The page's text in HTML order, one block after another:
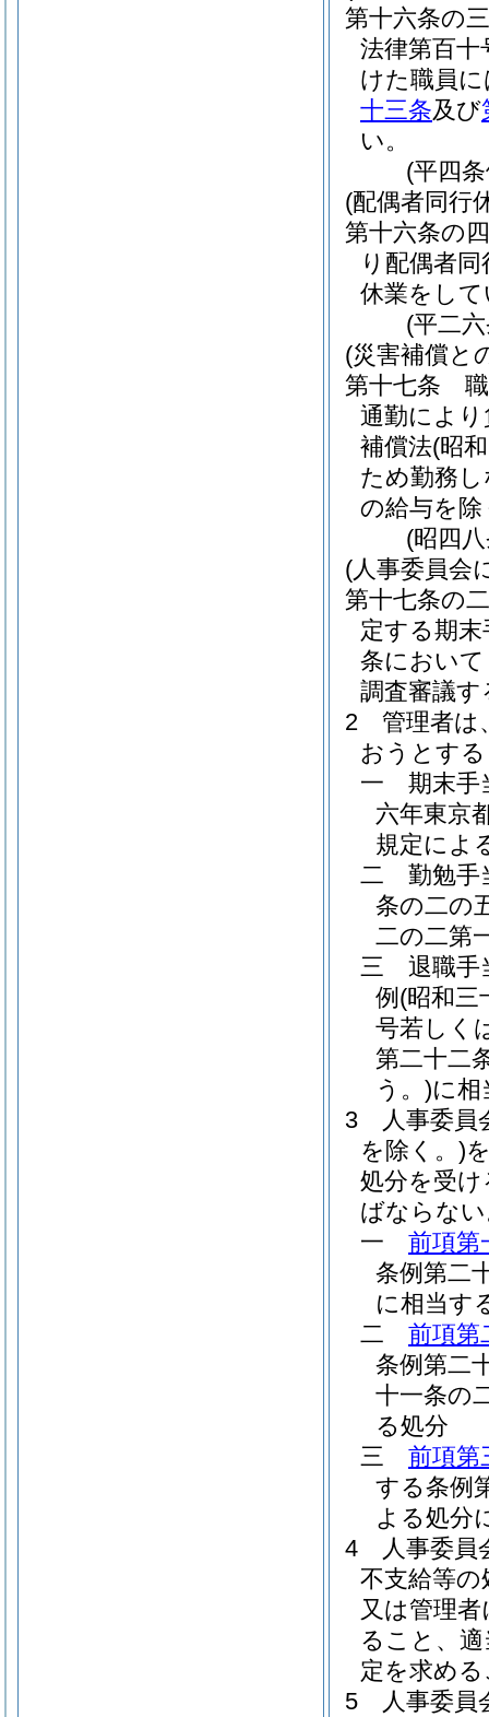
第十六条の三
法律第百十
けた職員
十三条及び
い。
(平四
(配偶者同行
第十六条の四
り配偶者
休業をし
(平二
(災害補償と
第十七条
通勤によ
補償法(昭
ため勤務
の給与を
(昭四
(人事委員会
第十七条の二
定する期
条におい
調査審議す
2
管理者は
おうとす
一
期末手
六年東京
規定によ
二
勤勉手
条の二の
二の二第
三
退職手
例 (昭和三
号若しく
第二十二
う。)に相
3
人事委員
を除く。)
処分を受
ばならな
一
前項第
条例第二
に相当す
二
前項第
条例第二
十一条の
る処分
三
前項第
する条例
よる処分
4
人事委
不支給等
又は管理
ること、
定を求め
5
人事委